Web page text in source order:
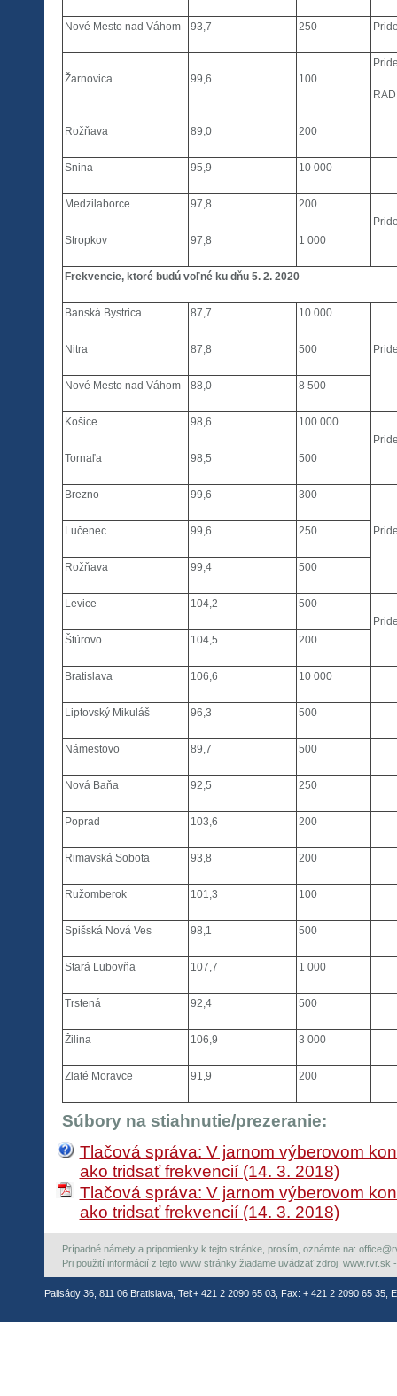
Nové Mesto nad Váhom 93,7 250
Žarnovica 99,6 100
Rožňava 89,0 200
Snina 95,9 10 000
Medzilaborce 97,8
200
Stropkov
97,8 1 000
Frekvencie, ktoré budú voľné ku dňu 5. 2. 2020
Banská Bystrica 87,7 10 000
Nitra 87,8 500
Nové Mesto nad Váhom 88,0 8 500
Košice 98,6
100 000
Tornaľa
98,5 500
Brezno 99,6 300
Lučenec 99,6 250
Rožňava 99,4 500
Levice 104,2
500
Štúrovo
104,5 200
Bratislava 106,6 10 000
Liptovský Mikuláš 96,3 500
Námestovo 89,7 500
Nová Baňa 92,5 250
Poprad 103,6 200
Rimavská Sobota 93,8 200
Ružomberok 101,3 100
Spišská Nová Ves 98,1 500
Stará Ľubovňa 107,7 1 000
Trstená 92,4 500
Žilina 106,9 3 000
Zlaté Moravce 91,9 200
Súbory na stiahnutie/prezeranie:
Tlačová správa: V jarnom výberovom
ako tridsať frekvencií (14. 3. 2018)
Tlačová správa: V jarnom výberovom
ako tridsať frekvencií (14. 3. 2018)
Prípadné námety a pripomienky k tejto stránke, prosím, oznámte na:
Pri použití informácií z tejto www stránky žiadame uvádzať zdroj: www.rvr.sk
Palisády 36, 811 06 Bratislava, Tel:+ 421 2 2090 65 03, Fax: + 421 2 2090 65 35,